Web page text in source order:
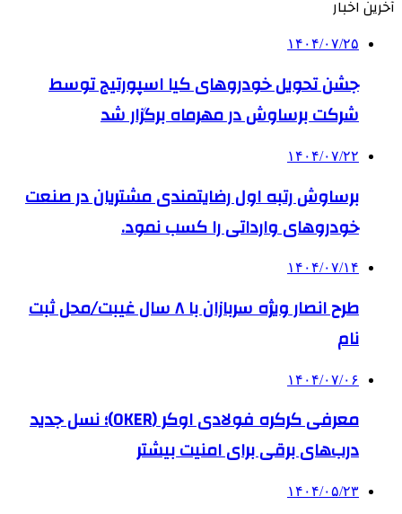
آخرین اخبار
۱۴۰۴/۰۷/۲۵
جشن تحویل خودروهای کیا اسپورتیج توسط
شرکت برساوش در مهرماه برگزار شد
۱۴۰۴/۰۷/۲۲
برساوش رتبه اول رضایتمندی مشتریان در صنعت
خودروهای وارداتی را کسب نمود.
۱۴۰۴/۰۷/۱۴
طرح انصار ویژه سربازان با ۸ سال غیبت/محل ثبت
نام
۱۴۰۴/۰۷/۰۶
معرفی کرکره فولادی اوکر (OKER)؛ نسل جدید
درب‌های برقی برای امنیت بیشتر
۱۴۰۴/۰۵/۲۳